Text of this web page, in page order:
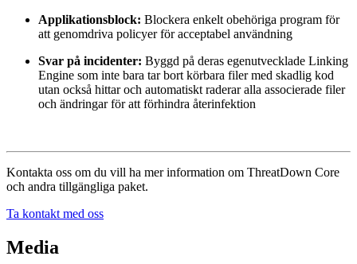
Applikationsblock: Blockera enkelt obehöriga program för
att genomdriva policyer för acceptabel användning
Svar på incidenter: Byggd på deras egenutvecklade Linking
Engine som inte bara tar bort körbara filer med skadlig kod
utan också hittar och automatiskt raderar alla associerade filer
och ändringar för att förhindra återinfektion
Kontakta oss om du vill ha mer information om ThreatDown Core
och andra tillgängliga paket.
Ta kontakt med oss
Media